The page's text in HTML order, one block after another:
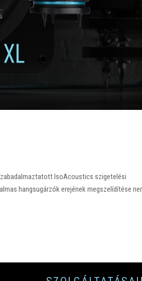
IsoAcoustics szigetelési
hangsugárzók erejének megszelídítése